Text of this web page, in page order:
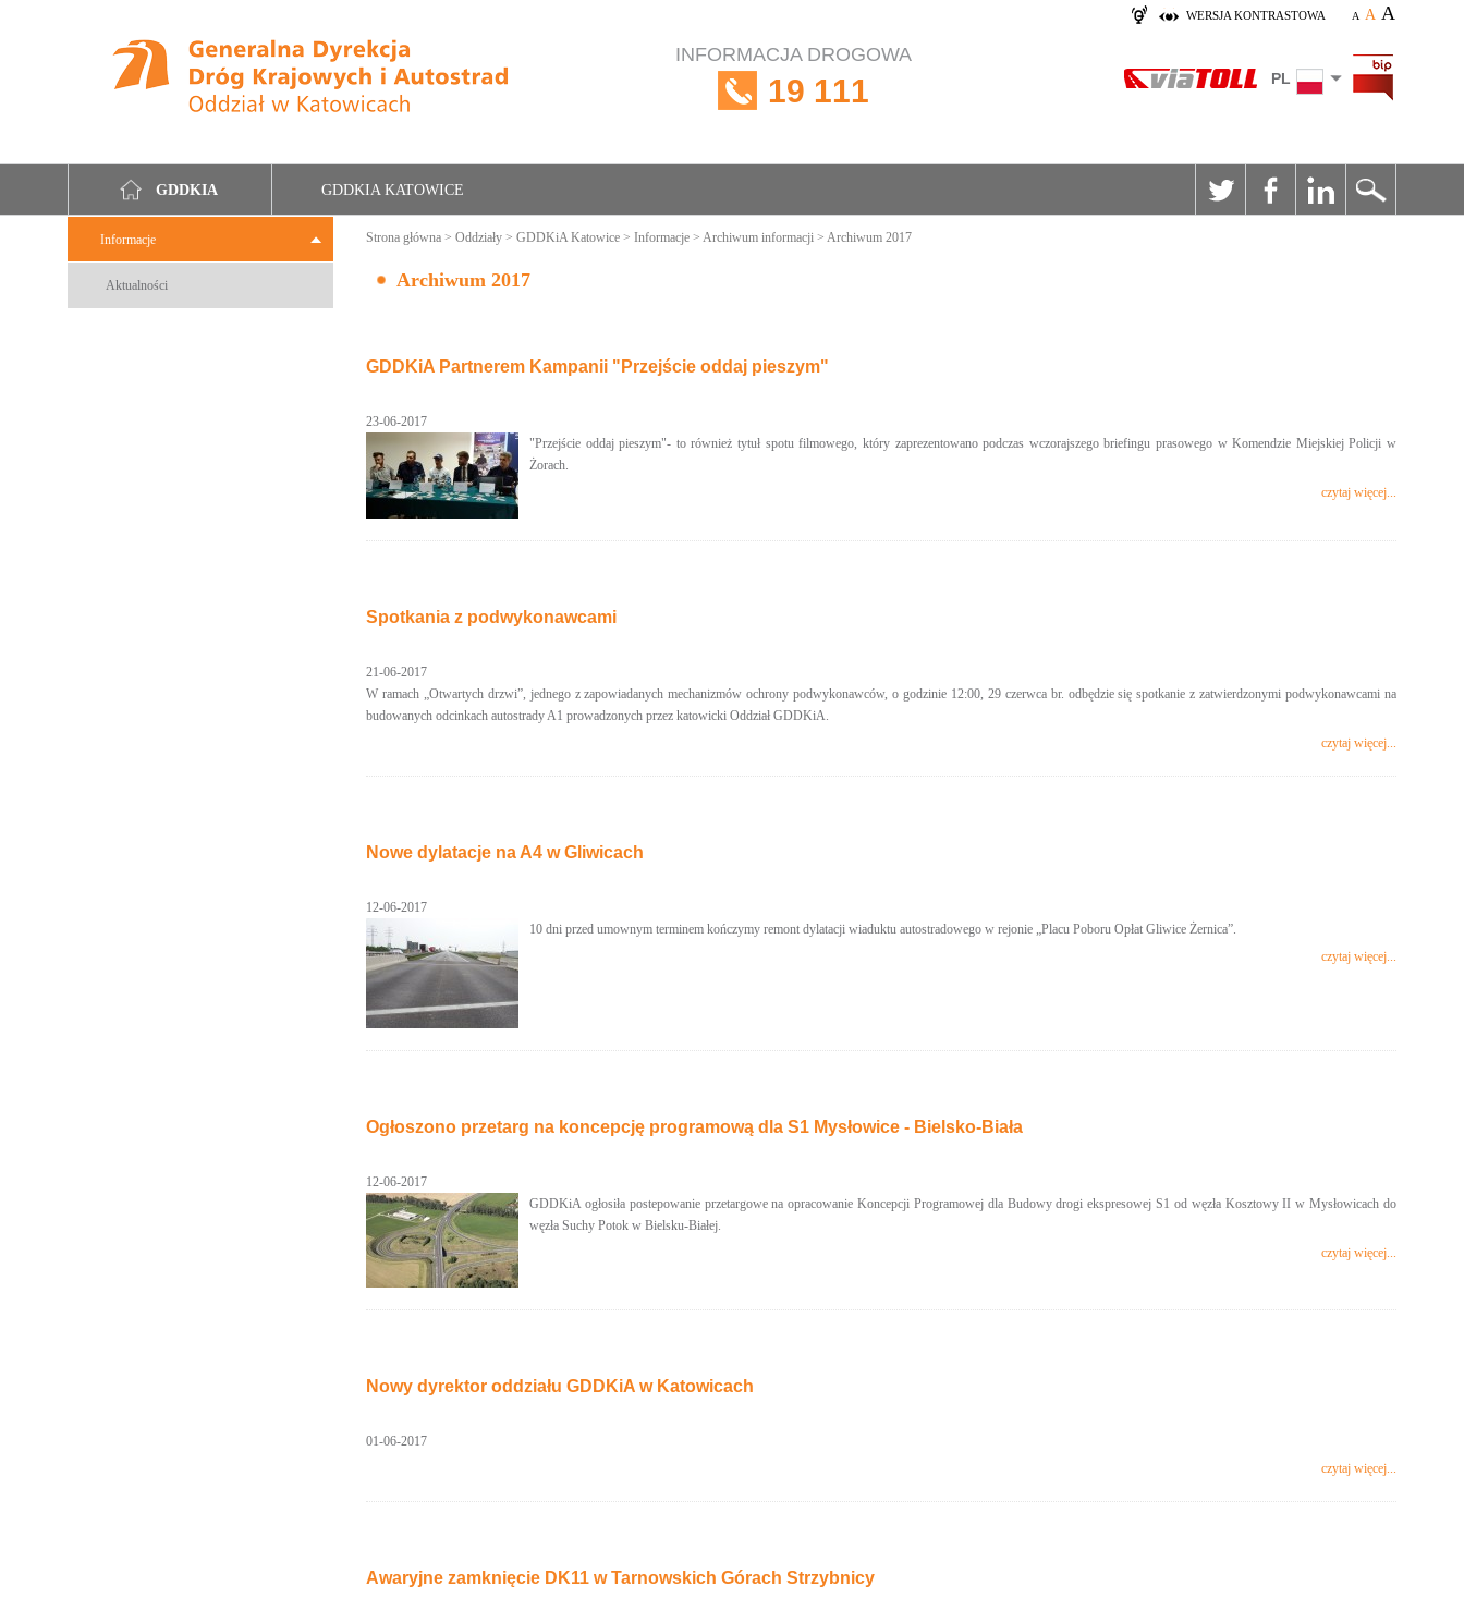
WERSJA KONTRASTOWA A A A
INFORMACJA DROGOWA
19 111 PL
GDDKIA GDDKIA KATOWICE
Informacje
Aktualności
Strona główna > Oddziały > GDDKiA Katowice > Informacje > Archiwum informacji > Archiwum 2017
Archiwum 2017
GDDKiA Partnerem Kampanii "Przejście oddaj pieszym"
23-06-2017
"Przejście oddaj pieszym"- to również tytuł spotu filmowego, który zaprezentowano podczas wczorajszego briefingu prasowego w Komendzie Miejskiej Policji w
Żorach.
czytaj więcej...
Spotkania z podwykonawcami
21-06-2017
W ramach „Otwartych drzwi”, jednego z zapowiadanych mechanizmów ochrony podwykonawców, o godzinie 12:00, 29 czerwca br. odbędzie się spotkanie z zatwierdzonymi podwykonawcami na
budowanych odcinkach autostrady A1 prowadzonych przez katowicki Oddział GDDKiA.
czytaj więcej...
Nowe dylatacje na A4 w Gliwicach
12-06-2017
10 dni przed umownym terminem kończymy remont dylatacji wiaduktu autostradowego w rejonie „Placu Poboru Opłat Gliwice Żernica”.
czytaj więcej...
Ogłoszono przetarg na koncepcję programową dla S1 Mysłowice - Bielsko-Biała
12-06-2017
GDDKiA ogłosiła postepowanie przetargowe na opracowanie Koncepcji Programowej dla Budowy drogi ekspresowej S1 od węzła Kosztowy II w Mysłowicach do
węzła Suchy Potok w Bielsku-Białej.
czytaj więcej...
Nowy dyrektor oddziału GDDKiA w Katowicach
01-06-2017
czytaj więcej...
Awaryjne zamknięcie DK11 w Tarnowskich Górach Strzybnicy